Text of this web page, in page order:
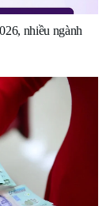
nhiều ngành